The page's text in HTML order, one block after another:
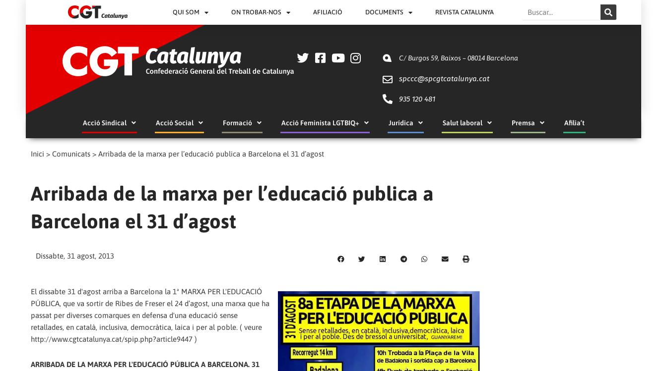
QUI SOM ON TROBAR-NOS AFILIACIÓ DOCUMENTS REVISTA CATALUNYA Search
C/ Burgos 59, Baixos – 08014 Barcelona
spccc@spcgtcatalunya.cat
935 120 481
Acció Sindical Acció Social Formació Acció Feminista LGTBIQ+ Jurídica Salut laboral Premsa Afilia’t
Inici > Comunicats > Arribada de la marxa per l’educació publica a Barcelona el 31 d’agost
Arribada de la marxa per l’educació publica a
Barcelona el 31 d’agost
Dissabte, 31 agost, 2013
El dissabte 31 d'agost arriba a Barcelona la 1ª MARXA PER L'EDUCACIÓ
PÚBLICA, que va sortir de Ribes de Freser el 24 d’agost, una marxa que ha
passat per diverses comarques en defensa d'una educació sense
retallades, en català, inclusiva, democràtica, laica i per al poble. ( veure
http://www.cgtcatalunya.cat/spip.php?article9447 )
ARRIBADA DE LA MARXA PER L'EDUCACIÓ PÚBLICA A BARCELONA. 31